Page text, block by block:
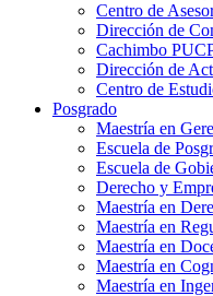
Centro de
Dirección de
Cachimbo
Dirección de
Centro de
Posgrado
Maestría en
Escuela de
Escuela de
Derecho y
Maestría en
Maestría en
Maestría en
Maestría en
Maestría en